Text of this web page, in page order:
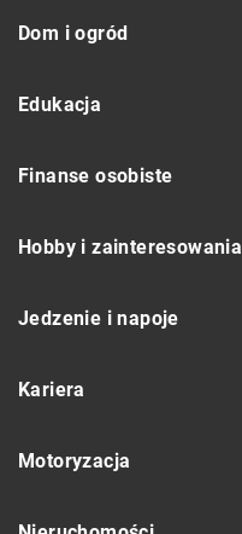
Dom i ogród
Edukacja
Finanse osobiste
Hobby i zainteresowania
Jedzenie i napoje
Kariera
Motoryzacja